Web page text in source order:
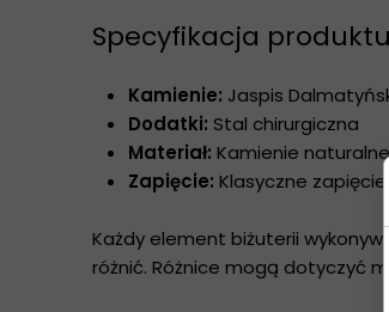
Specyfikacja
Kamienie: Jaspis
Dodatki: Stal chirurgiczna
Materiał: Kamienie
Zapięcie: Klasyczne
Każdy element biżuterii
różnić. Różnice mogą dotyczyć